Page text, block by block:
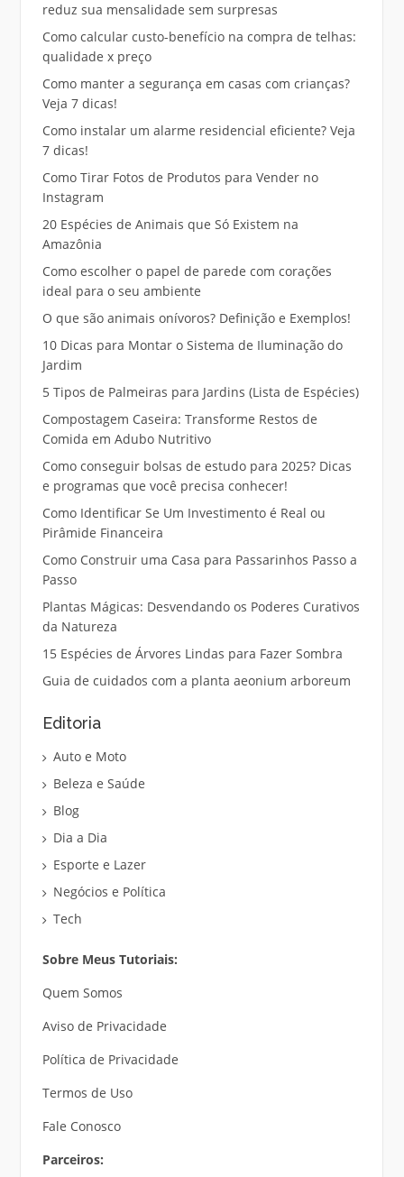
reduz sua mensalidade sem surpresas
Como calcular custo-benefício na compra de telhas:
qualidade x preço
Como manter a segurança em casas com crianças?
Veja 7 dicas!
Como instalar um alarme residencial eficiente? Veja
7 dicas!
Como Tirar Fotos de Produtos para Vender no
Instagram
20 Espécies de Animais que Só Existem na
Amazônia
Como escolher o papel de parede com corações
ideal para o seu ambiente
O que são animais onívoros? Definição e Exemplos!
10 Dicas para Montar o Sistema de Iluminação do
Jardim
5 Tipos de Palmeiras para Jardins (Lista de Espécies)
Compostagem Caseira: Transforme Restos de
Comida em Adubo Nutritivo
Como conseguir bolsas de estudo para 2025? Dicas
e programas que você precisa conhecer!
Como Identificar Se Um Investimento é Real ou
Pirâmide Financeira
Como Construir uma Casa para Passarinhos Passo a
Passo
Plantas Mágicas: Desvendando os Poderes Curativos
da Natureza
15 Espécies de Árvores Lindas para Fazer Sombra
Guia de cuidados com a planta aeonium arboreum
Editoria
Auto e Moto
Beleza e Saúde
Blog
Dia a Dia
Esporte e Lazer
Negócios e Política
Tech
Sobre Meus Tutoriais:
Quem Somos
Aviso de Privacidade
Política de Privacidade
Termos de Uso
Fale Conosco
Parceiros: